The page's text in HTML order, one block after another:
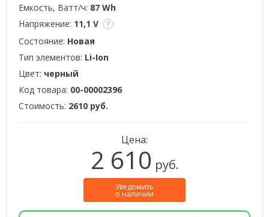
Емкость, Ватт/ч: 87 Wh
Напряжение: 11,1 V
Состояние: Новая
Тип элементов: Li-Ion
Цвет: черный
Код товара: 00-00002396
Стоимость: 2610 руб.
Цена:
2 610 руб.
Уведомить
о наличии